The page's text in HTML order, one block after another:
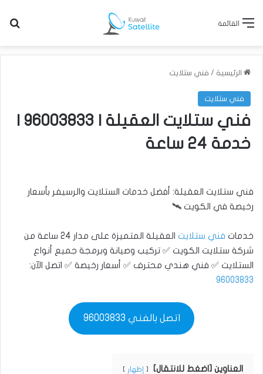
القائمة
الرئيسية / فني ستلايت
فني ستلايت
فني ستلايت العقيلة | 96003833 |
خدمة 24 ساعة
فني ستلايت العقيلة: أفضل خدمات الستلايت والرسيفر بأسعار
رخيصة في الكويت 🛰️
خدمات فني ستلايت
العقيلة المتميزة على مدار 24 ساعة من
شركة ستلايت الكويت ✅ تركيب وصيانة وبرمجة جميع أنواع
الستلايت ✅ فني هندي محترف ✅ أسعار رخيصة ✅ اتصل الآن:
96003833
اتصل بالفني 96003833
العناوين [اضغط للانتقال] إظهار